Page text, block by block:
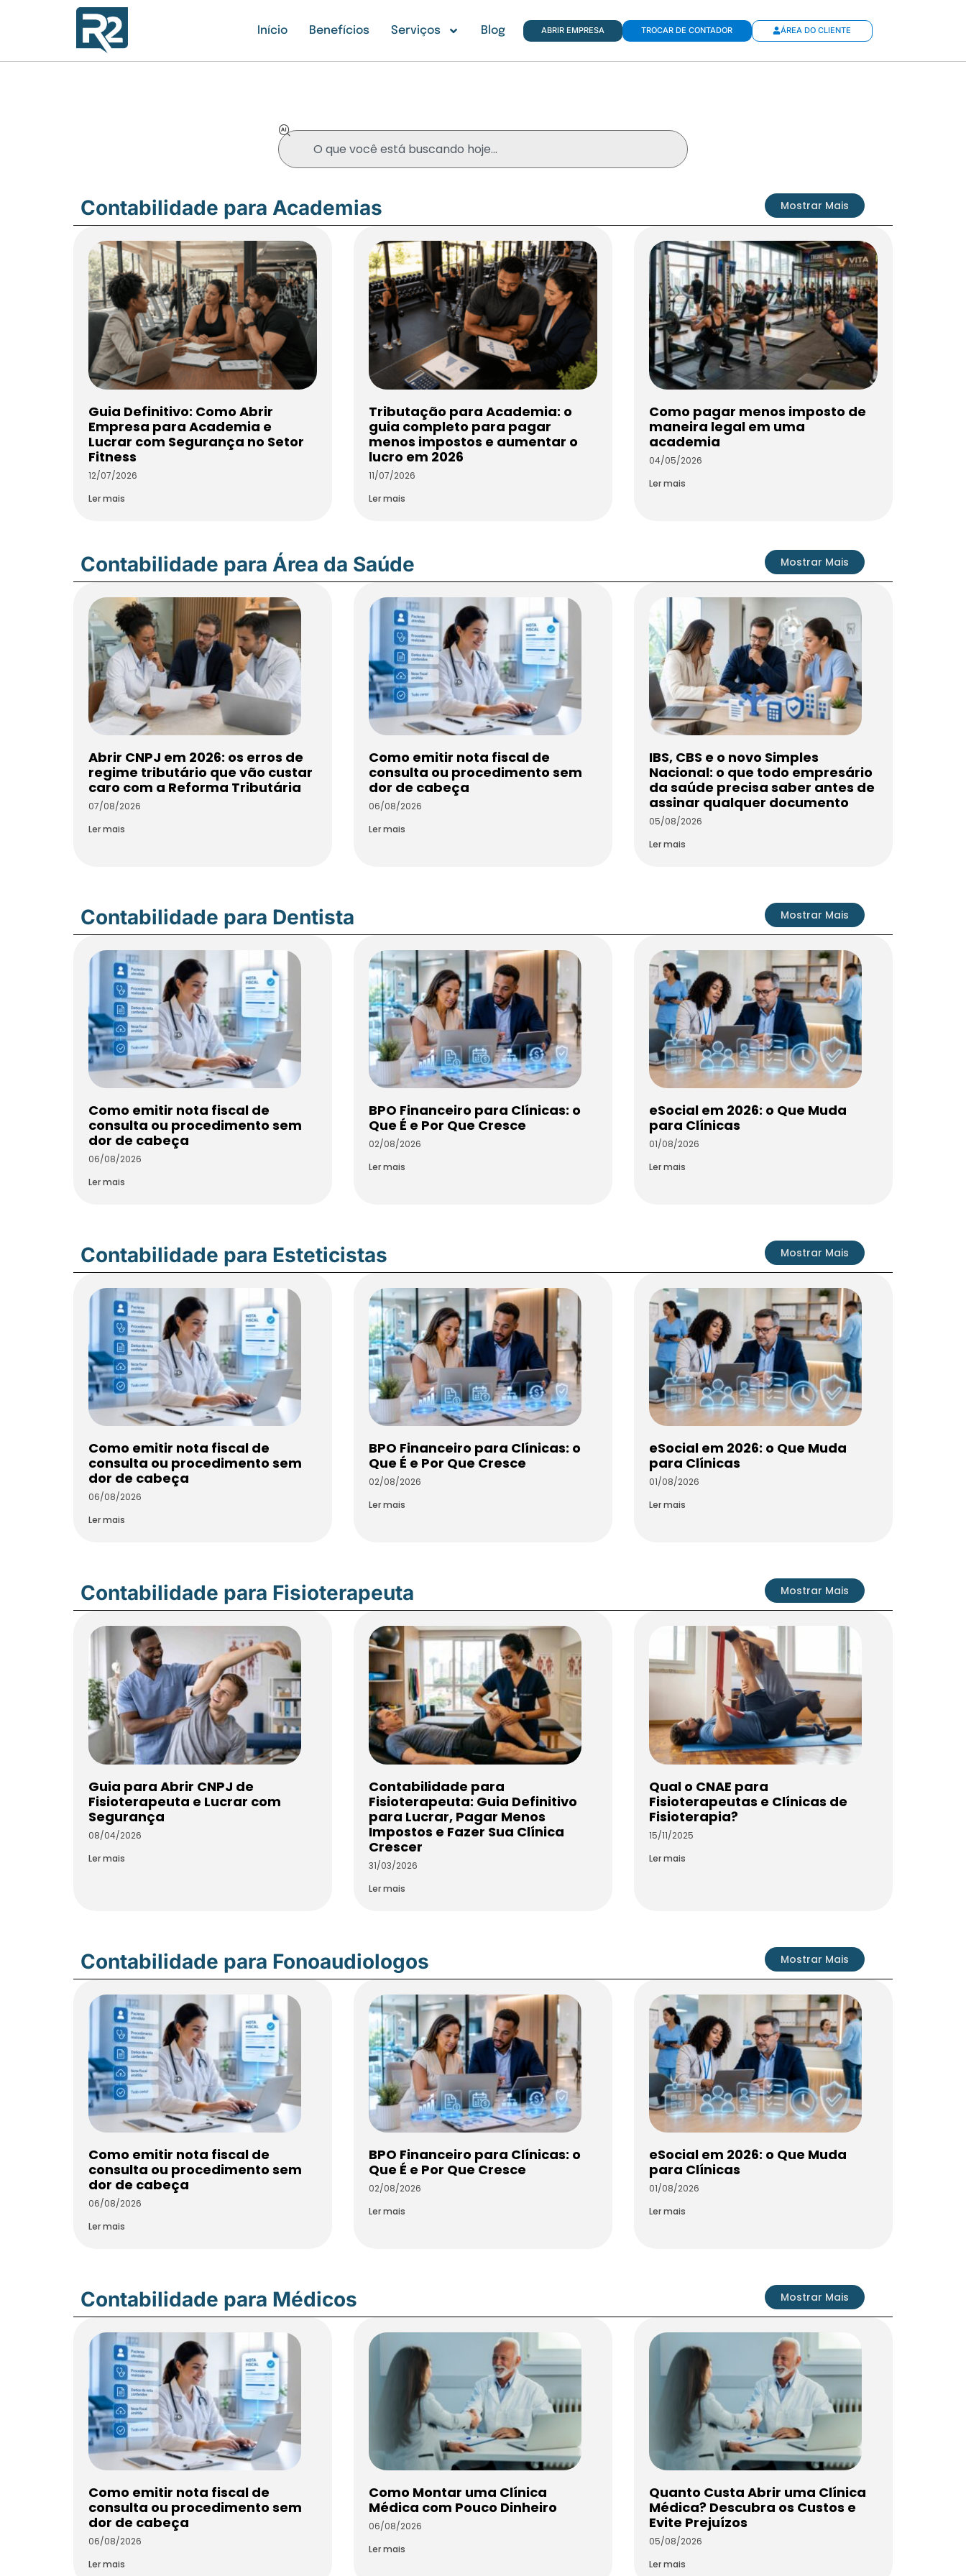
Início Benefícios Serviços Blog ABRIR EMPRESA TROCAR DE CONTADOR ÁREA DO CLIENTE
Contabilidade para Academias Mostrar Mais
Guia Definitivo: Como Abrir
Empresa para Academia e
Lucrar com Segurança no Setor
Fitness
12/07/2026
Ler mais
Tributação para Academia: o
guia completo para pagar
menos impostos e aumentar o
lucro em 2026
11/07/2026
Ler mais
Como pagar menos imposto de
maneira legal em uma
academia
04/05/2026
Ler mais
Contabilidade para Área da Saúde Mostrar Mais
Abrir CNPJ em 2026: os erros de
regime tributário que vão custar
caro com a Reforma Tributária
07/08/2026
Ler mais
Como emitir nota fiscal de
consulta ou procedimento sem
dor de cabeça
06/08/2026
Ler mais
IBS, CBS e o novo Simples
Nacional: o que todo empresário
da saúde precisa saber antes de
assinar qualquer documento
05/08/2026
Ler mais
Contabilidade para Dentista Mostrar Mais
Como emitir nota fiscal de
consulta ou procedimento sem
dor de cabeça
06/08/2026
Ler mais
BPO Financeiro para Clínicas: o
Que É e Por Que Cresce
02/08/2026
Ler mais
eSocial em 2026: o Que Muda
para Clínicas
01/08/2026
Ler mais
Contabilidade para Esteticistas Mostrar Mais
Como emitir nota fiscal de
consulta ou procedimento sem
dor de cabeça
06/08/2026
Ler mais
BPO Financeiro para Clínicas: o
Que É e Por Que Cresce
02/08/2026
Ler mais
eSocial em 2026: o Que Muda
para Clínicas
01/08/2026
Ler mais
Contabilidade para Fisioterapeuta Mostrar Mais
Guia para Abrir CNPJ de
Fisioterapeuta e Lucrar com
Segurança
08/04/2026
Ler mais
Contabilidade para
Fisioterapeuta: Guia Definitivo
para Lucrar, Pagar Menos
Impostos e Fazer Sua Clínica
Crescer
31/03/2026
Ler mais
Qual o CNAE para
Fisioterapeutas e Clínicas de
Fisioterapia?
15/11/2025
Ler mais
Contabilidade para Fonoaudiologos Mostrar Mais
Como emitir nota fiscal de
consulta ou procedimento sem
dor de cabeça
06/08/2026
Ler mais
BPO Financeiro para Clínicas: o
Que É e Por Que Cresce
02/08/2026
Ler mais
eSocial em 2026: o Que Muda
para Clínicas
01/08/2026
Ler mais
Contabilidade para Médicos Mostrar Mais
Como emitir nota fiscal de
consulta ou procedimento sem
dor de cabeça
06/08/2026
Ler mais
Como Montar uma Clínica
Médica com Pouco Dinheiro
06/08/2026
Ler mais
Quanto Custa Abrir uma Clínica
Médica? Descubra os Custos e
Evite Prejuízos
05/08/2026
Ler mais